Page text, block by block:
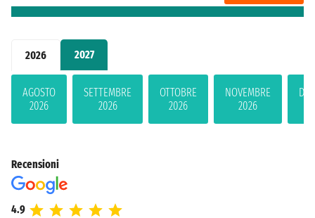
2026 2027
AGOSTO
2026
SETTEMBRE
2026
OTTOBRE
2026
NOVEMBRE
2026
Recensioni
4.9